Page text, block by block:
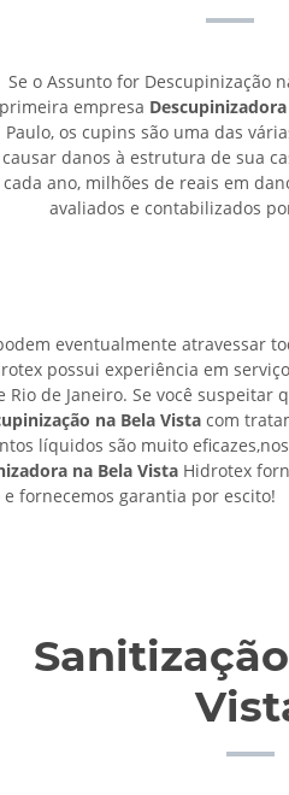
Se o Assunto for Descupinização
primeira empresa
Paulo, os cupins são uma das
causar danos à estrutura de sua
cada ano, milhões de reais em
avaliados e contabilizados
eventualmente atravessar
possui experiência em
de Janeiro. Se você suspeitar
na Bela Vistacom
líquidos são muito
na Bela VistaHidrotex
fornecemos garantia por escito!